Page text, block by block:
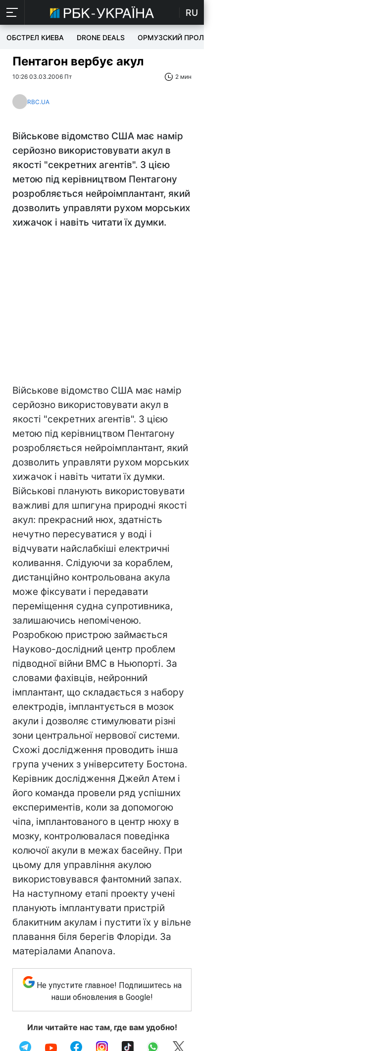
RU
ОБСТРЕЛ КИЕВА DRONE DEALS ОРМУЗСКИЙ ПРОЛИВ
Пентагон вербує акул
10:26 03.03.2006 Пт 2 мин
RBC.UA
Військове відомство США має намір
серйозно використовувати акул в
якості "секретних агентів". З цією
метою під керівництвом Пентагону
розробляється нейроімплантант, який
дозволить управляти рухом морських
хижачок і навіть читати їх думки.
Військове відомство США має намір
серйозно використовувати акул в
якості "секретних агентів". З цією
метою під керівництвом Пентагону
розробляється нейроімплантант, який
дозволить управляти рухом морських
хижачок і навіть читати їх думки.
Військові планують використовувати
важливі для шпигуна природні якості
акул: прекрасний нюх, здатність
нечутно пересуватися у воді і
відчувати найслабкіші електричні
коливання. Слідуючи за кораблем,
дистанційно контрольована акула
може фіксувати і передавати
переміщення судна супротивника,
залишаючись непоміченою.
Розробкою пристрою займається
Науково-дослідний центр проблем
підводної війни ВМС в Ньюпорті. За
словами фахівців, нейронний
імплантант, що складається з набору
електродів, імплантується в мозок
акули і дозволяє стимулювати різні
зони центральної нервової системи.
Схожі дослідження проводить інша
група учених з університету Бостона.
Керівник дослідження Джейл Атем і
його команда провели ряд успішних
експериментів, коли за допомогою
чіпа, імплантованого в центр нюху в
мозку, контролювалася поведінка
колючої акули в межах басейну. При
цьому для управління акулою
використовувався фантомний запах.
На наступному етапі проекту учені
планують імплантувати пристрій
блакитним акулам і пустити їх у вільне
плавання біля берегів Флоріди. За
матеріалами Ananova.
Не упустите главное! Подпишитесь на
наши обновления в Google!
Или читайте нас там, где вам удобно!